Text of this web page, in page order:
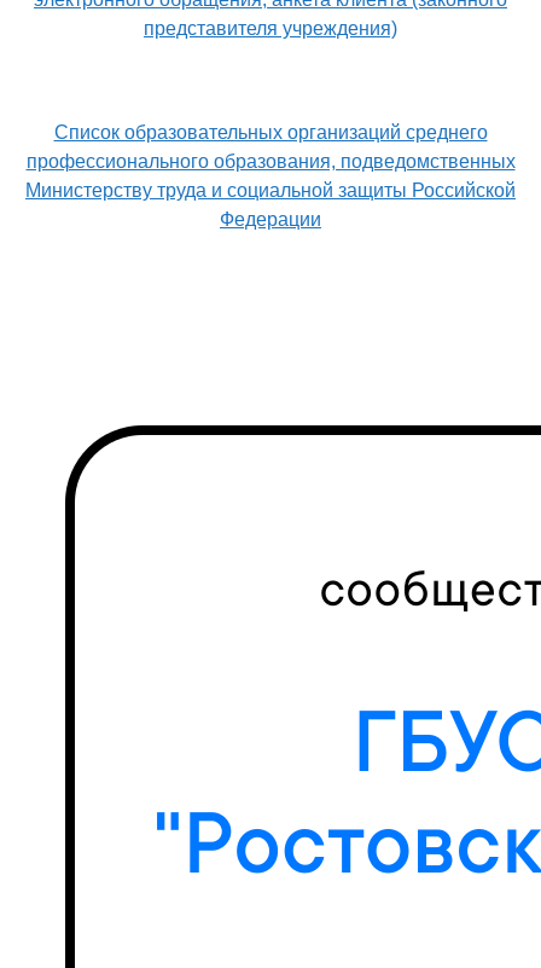
представителя учреждения)
Список образовательных организаций среднего
профессионального образования, подведомственных
Министерству труда и социальной защиты Российской
Федерации